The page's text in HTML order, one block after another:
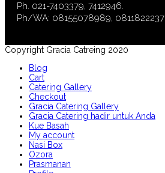
Ph. 021-7403379, 7412946.
Ph/WA: 08155078989, 0811822237
Copyright Gracia Catreing 2020
Blog
Cart
Catering Gallery
Checkout
Gracia Catering Gallery
Gracia Catering hadir untuk Anda
Kue Basah
My account
Nasi Box
Ozora
Prasmanan